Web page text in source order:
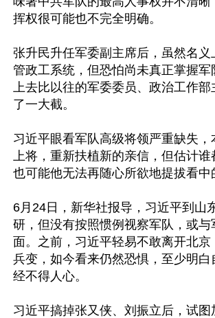
挥权很可能也不完全明确。
张升民升任军委副主席后，虽然名义
管政工系统，但恐怕尚未真正掌握军
上去比以往的军委委员、政治工作部
了一大截。
习近平眼看军队高级将领严重缺失，
上将，重新扶植新的亲信，但估计谁
也可能他无法再随心所欲地提拔看中
6月24日，新华社报导，习近平到山
研，但没有按照惯例视察军队，或与
面。之前，习近平轻易不敢离开北京
兵变，如今看来仍然恐惧，至少明白
经不得人心。
习近平搞掉张又侠、刘振立后，试图